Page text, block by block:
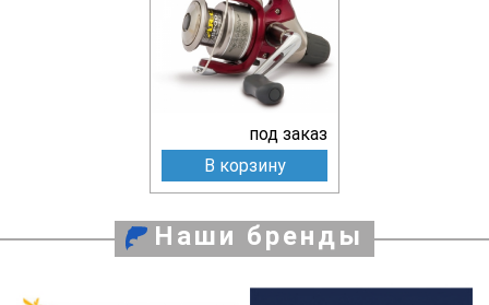
под заказ
В корзину
Наши бренды